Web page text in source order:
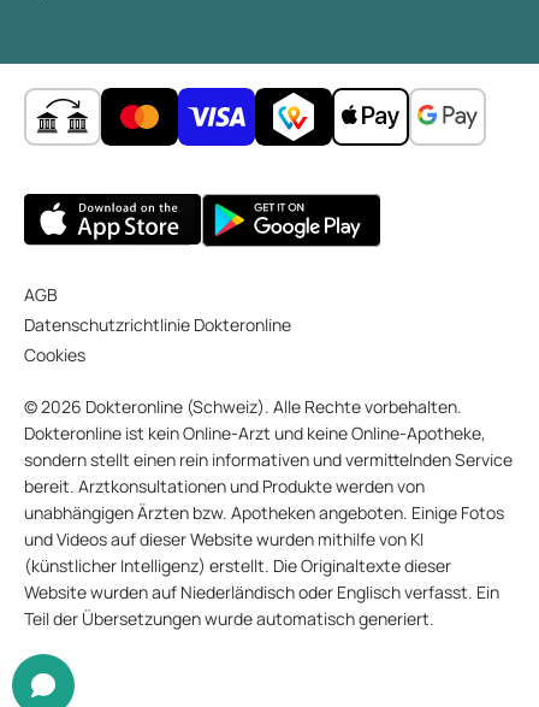
AGB
Datenschutzrichtlinie Dokteronline
Cookies
© 2026 Dokteronline (Schweiz). Alle Rechte vorbehalten.
Dokteronline ist kein Online-Arzt und keine Online-Apotheke,
sondern stellt einen rein informativen und vermittelnden Service
bereit. Arztkonsultationen und Produkte werden von
unabhängigen Ärzten bzw. Apotheken angeboten. Einige Fotos
und Videos auf dieser Website wurden mithilfe von KI
(künstlicher Intelligenz) erstellt. Die Originaltexte dieser
Website wurden auf Niederländisch oder Englisch verfasst. Ein
Teil der Übersetzungen wurde automatisch generiert.